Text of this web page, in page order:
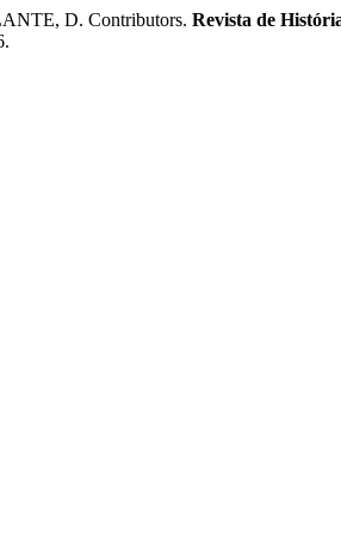
D. Contributors. Revista de